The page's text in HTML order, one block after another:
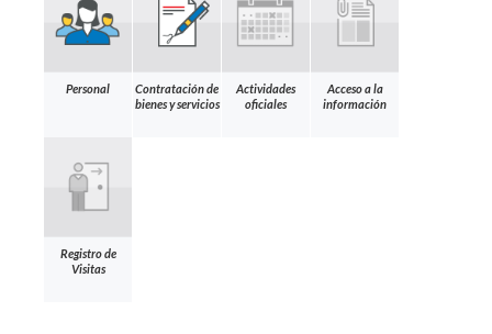
Personal
Contratación de
bienes y servicios
Actividades
oficiales
Acceso a la
información
Registro de
Visitas